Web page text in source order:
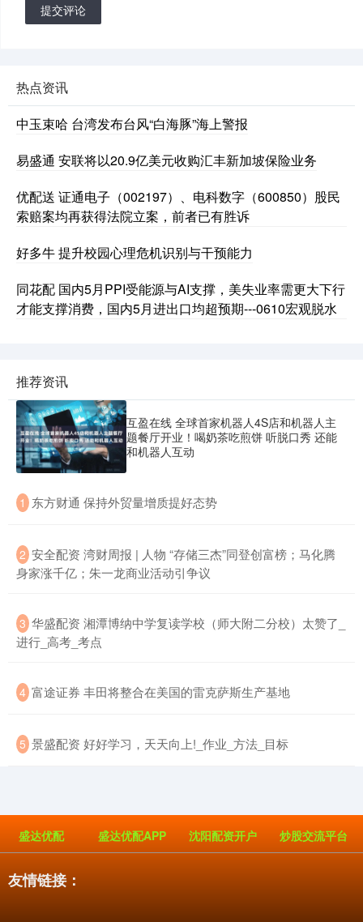
提交评论
热点资讯
中玉束哈 台湾发布台风“白海豚”海上警报
易盛通 安联将以20.9亿美元收购汇丰新加坡保险业务
优配送 证通电子（002197）、电科数字（600850）股民
索赔案均再获得法院立案，前者已有胜诉
好多牛 提升校园心理危机识别与干预能力
同花配 国内5月PPI受能源与AI支撑，美失业率需更大下行
才能支撑消费，国内5月进出口均超预期---0610宏观脱水
推荐资讯
互盈在线 全球首家机器人4S店和机器人主
题餐厅开业！喝奶茶吃煎饼 听脱口秀 还能
和机器人互动
1 ​东方财通 保持外贸量增质提好态势
2 ​安全配资 湾财周报 | 人物 “存储三杰”同登创富榜；马化腾
身家涨千亿；朱一龙商业活动引争议
3 ​华盛配资 湘潭博纳中学复读学校（师大附二分校）太赞了_
进行_高考_考点
4 ​富途证券 丰田将整合在美国的雷克萨斯生产基地
5 ​景盛配资 好好学习，天天向上!_作业_方法_目标
盛达优配 盛达优配APP 沈阳配资开户 炒股交流平台
友情链接：